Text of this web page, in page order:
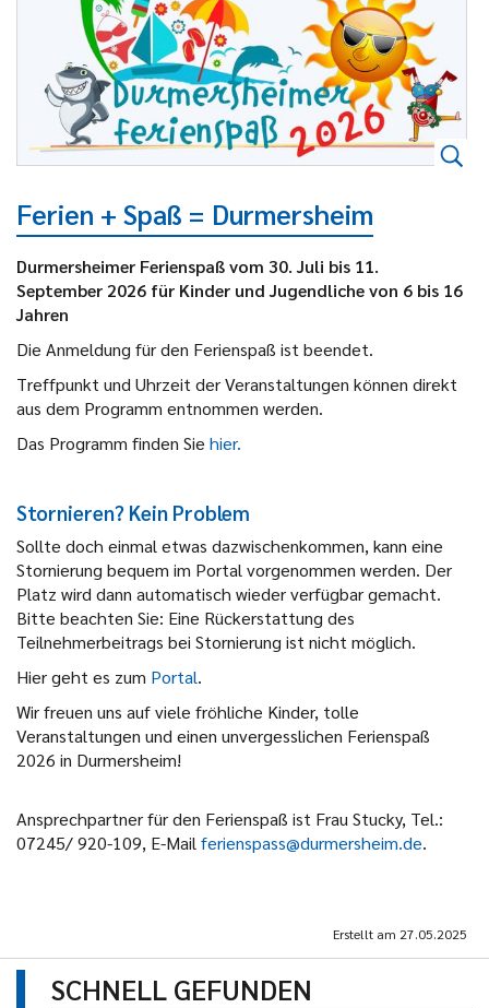
Ferien + Spaß = Durmersheim
Durmersheimer Ferienspaß vom 30. Juli bis 11.
September 2026 für Kinder und Jugendliche von 6 bis 16
Jahren
Die Anmeldung für den Ferienspaß ist beendet.
Treffpunkt und Uhrzeit der Veranstaltungen können direkt
aus dem Programm entnommen werden.
Das Programm finden Sie hier.
Stornieren? Kein Problem
Sollte doch einmal etwas dazwischenkommen, kann eine
Stornierung bequem im Portal vorgenommen werden. Der
Platz wird dann automatisch wieder verfügbar gemacht.
Bitte beachten Sie: Eine Rückerstattung des
Teilnehmerbeitrags bei Stornierung ist nicht möglich.
Hier geht es zum Portal.
Wir freuen uns auf viele fröhliche Kinder, tolle
Veranstaltungen und einen unvergesslichen Ferienspaß
2026 in Durmersheim!
Ansprechpartner für den Ferienspaß ist Frau Stucky, Tel.:
07245/ 920-109, E-Mail ferienspass@durmersheim.de.
Erstellt am 27.05.2025
SCHNELL GEFUNDEN